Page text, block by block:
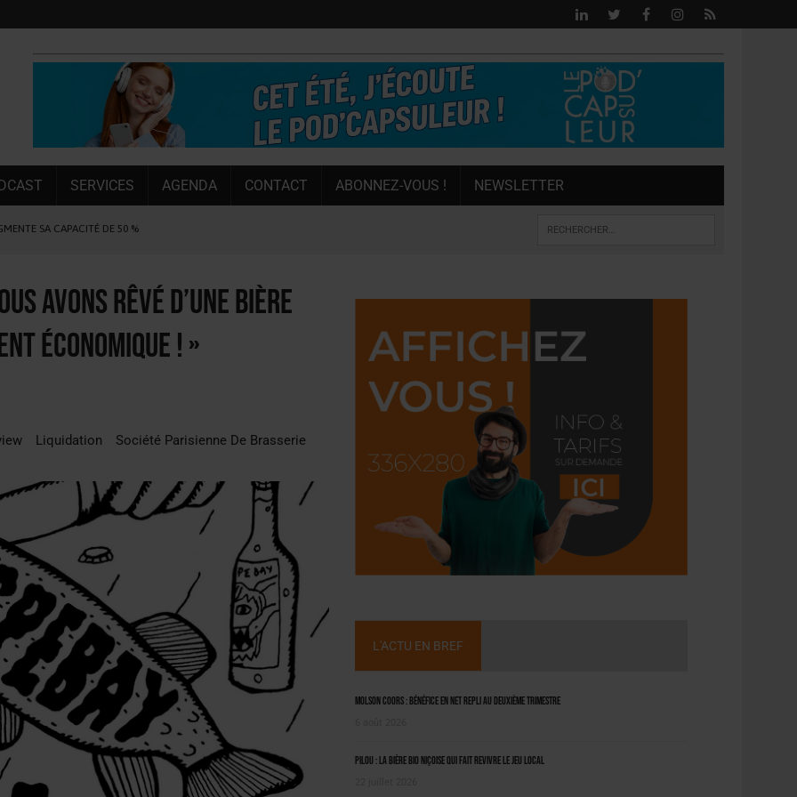
SERVICES AGENDA CONTACT ABONNEZ-VOUS ! NEWSLETTER
SA CAPACITÉ DE 50 %
LE MARCHÉ [ÉTUDE]
MARTIN
PIONNIÈRE EN ILLE-ET-VILAINE
CHIMAY BLEUE
avons rêvé d’une bière
économique ! »
Liquidation
Société Parisienne De Brasserie
L'ACTU EN BREF
Molson Coors : bénéfice en net repli au deuxième trimestre
Pilou : la bière bio niçoise qui fait revivre le jeu local